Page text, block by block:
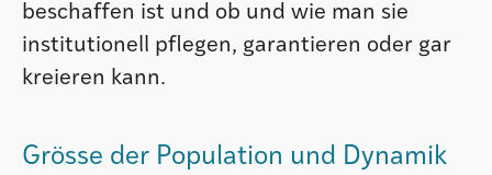
beschaffen ist und ob und wie man sie
institutionell pflegen, garantieren oder gar
kreieren kann.
Grösse der Population und Dynamik